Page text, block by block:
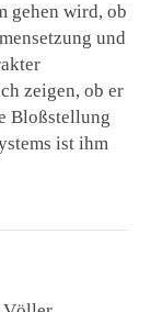
gehen wird, ob
und
zeigen, ob er
Bloßstellung
ist ihm